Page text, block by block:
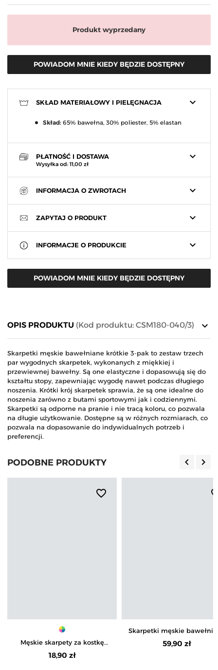
Produkt wyprzedany
POWIADOM MNIE KIEDY BĘDZIE DOSTĘPNY
keyboard_arrow_down
SKŁAD MATERIAŁOWY I PIELĘGNACJA
Skład: 65% bawełna, 30% poliester, 5% elastan
keyboard_arrow_down
PŁATNOŚĆ I DOSTAWA
Wysyłka od: 11,00 zł
keyboard_arrow_down
INFORMACJA O ZWROTACH
keyboard_arrow_down
ZAPYTAJ O PRODUKT
keyboard_arrow_down
INFORMACJE O PRODUKCIE
POWIADOM MNIE KIEDY BĘDZIE DOSTĘPNY
keyboard_arrow_down
OPIS PRODUKTU (Kod produktu: CSM180-040/3)
Skarpetki męskie bawełniane krótkie 3-pak to zestaw trzech
par wygodnych skarpetek, wykonanych z miękkiej i
przewiewnej bawełny. Są one elastyczne i dopasowują się do
kształtu stopy, zapewniając wygodę nawet podczas długiego
noszenia. Krótki krój skarpetek sprawia, że są one idealne do
noszenia zarówno z butami sportowymi jak i codziennymi.
Skarpetki są odporne na pranie i nie tracą koloru, co pozwala
na długie użytkowanie. Dostępne są w różnych rozmiarach, co
pozwala na dopasowanie do indywidualnych potrzeb i
preferencji.
PODOBNE PRODUKTY keyboard_arrow_left keyboard_arrow_right
favorite_border
Męskie skarpety za kostkę
bawełniane szeroki ściągacz
3-pak
18,90 zł
Skarpetki męskie
sportowe w paski 12-pak
59,90 zł